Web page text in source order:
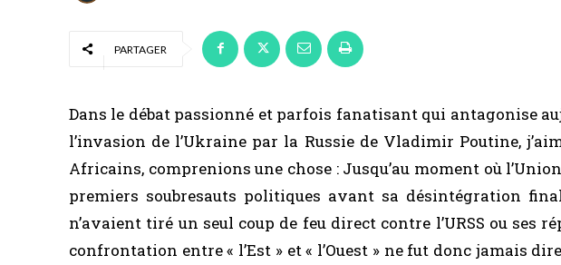
PARTAGER
Dans le débat passionné et parfois fanatisant qui antagonise
l’invasion de l’Ukraine par la Russie de Vladimir Poutine,
Africains, comprenions une chose : Jusqu’au moment où
premiers soubresauts politiques avant sa désintégration
n’avaient tiré un seul coup de feu direct contre l’URSS ou ses
confrontation entre « l’Est » et « l’Ouest » ne fut donc jamais